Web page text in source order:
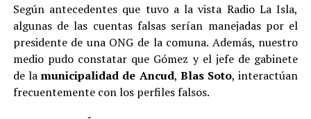
Según antecedentes que tuvo a la vista Radio La Isla,
algunas de las cuentas falsas serían manejadas por el
presidente de una ONG de la comuna. Además, nuestro
medio pudo constatar que Gómez y el jefe de gabinete
de lamunicipalidad de Ancud, Blas Soto, interactúan
frecuentemente con los perfiles falsos.